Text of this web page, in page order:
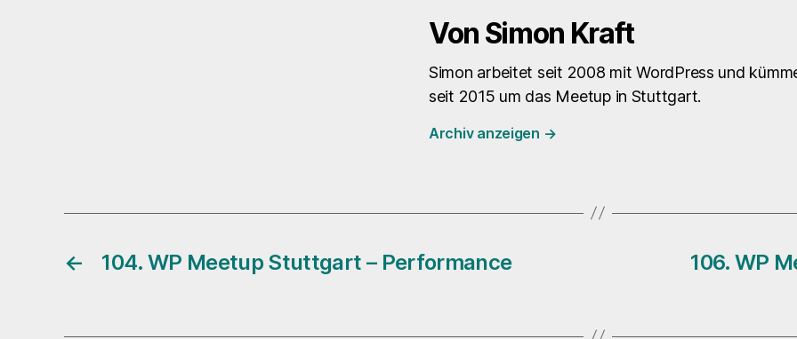
Von Simon Kraft
Simon arbeitet seit 2008 mit WordPress und
seit 2015 um das Meetup in Stuttgart.
Archiv anzeigen →
← 104. WP Meetup Stuttgart – Performance 106. WP